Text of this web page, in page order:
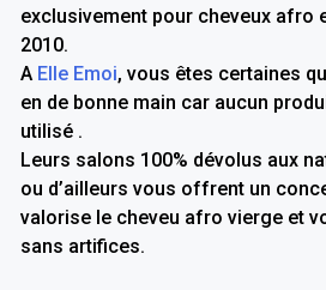
exclusivement pour cheveux afro
2010.
A Elle Emoi, vous êtes certaines
en de bonne main car aucun
utilisé .
Leurs salons 100% dévolus aux
ou d’ailleurs vous offrent un
valorise le cheveu afro vierge et
sans artifices.